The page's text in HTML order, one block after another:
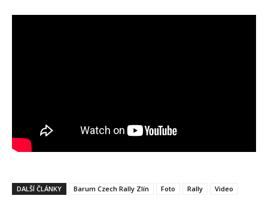
DALŠÍ ČLÁNKY Barum Czech Rally Zlín Foto Rally Video